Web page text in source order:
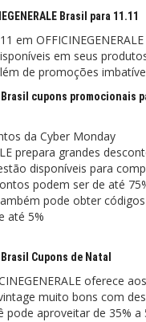
Brasil para 11.11
em
em seus
de promoções
Brasil cupons promocionais
da Cyber ​​​​Monday
prepara grandes
disponíveis para
podem ser de até
pode obter
até 5%
Brasil Cupons de Natal
oferece
muito bons com
pode aproveitar de 35% a